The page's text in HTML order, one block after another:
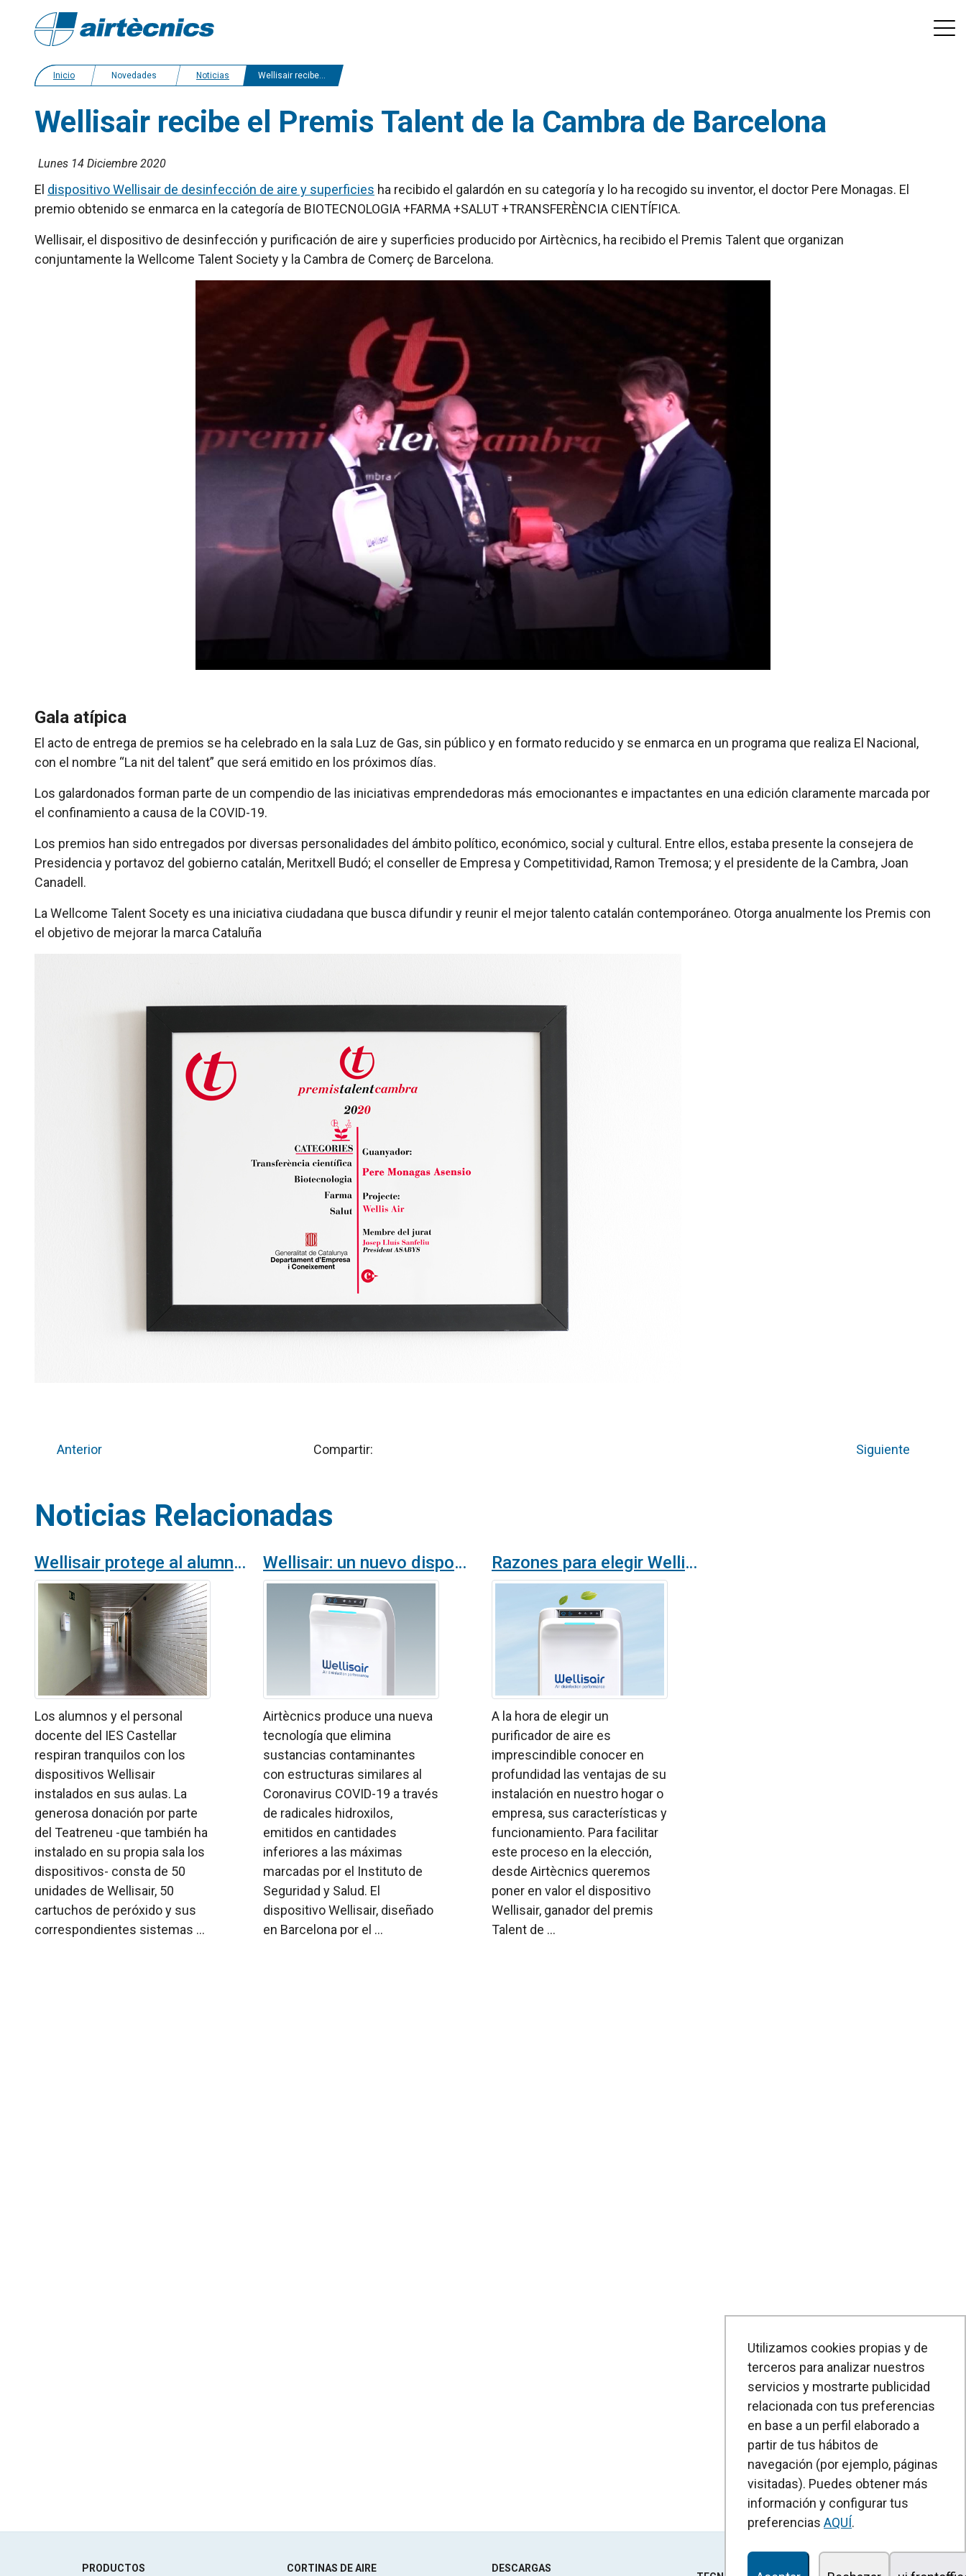
Inicio Novedades Noticias Wellisair recibe el Premis Talent de la Cambra de Barcelona
Wellisair recibe el Premis Talent de la Cambra de Barcelona
Lunes 14 Diciembre 2020
El dispositivo Wellisair de desinfección de aire y superficies ha recibido el galardón en su categoría y lo ha recogido su inventor, el doctor Pere Monagas. El
premio obtenido se enmarca en la categoría de BIOTECNOLOGIA +FARMA +SALUT +TRANSFERÈNCIA CIENTÍFICA.
Wellisair, el dispositivo de desinfección y purificación de aire y superficies producido por Airtècnics, ha recibido el Premis Talent que organizan
conjuntamente la Wellcome Talent Society y la Cambra de Comerç de Barcelona.
Gala atípica
El acto de entrega de premios se ha celebrado en la sala Luz de Gas, sin público y en formato reducido y se enmarca en un programa que realiza El Nacional,
con el nombre “La nit del talent” que será emitido en los próximos días.
Los galardonados forman parte de un compendio de las iniciativas emprendedoras más emocionantes e impactantes en una edición claramente marcada por
el confinamiento a causa de la COVID-19.
Los premios han sido entregados por diversas personalidades del ámbito político, económico, social y cultural. Entre ellos, estaba presente la consejera de
Presidencia y portavoz del gobierno catalán, Meritxell Budó; el conseller de Empresa y Competitividad, Ramon Tremosa; y el presidente de la Cambra, Joan
Canadell.
La Wellcome Talent Socety es una iniciativa ciudadana que busca difundir y reunir el mejor talento catalán contemporáneo. Otorga anualmente los Premis con
el objetivo de mejorar la marca Cataluña
Anterior Compartir: Siguiente
Noticias Relacionadas
Wellisair protege al alumnado del IES Castellar
Los alumnos y el personal
docente del IES Castellar
respiran tranquilos con los
dispositivos Wellisair
instalados en sus aulas. La
generosa donación por parte
del Teatreneu -que también ha
instalado en su propia sala los
dispositivos- consta de 50
unidades de Wellisair, 50
cartuchos de peróxido y sus
correspondientes sistemas ...
Wellisair: un nuevo dispositivo que purifica el aire y las superficies
Airtècnics produce una nueva
tecnología que elimina
sustancias contaminantes
con estructuras similares al
Coronavirus COVID-19 a través
de radicales hidroxilos,
emitidos en cantidades
inferiores a las máximas
marcadas por el Instituto de
Seguridad y Salud. El
dispositivo Wellisair, diseñado
en Barcelona por el ...
Razones para elegir Wellisair frente a otros purificadores
A la hora de elegir un
purificador de aire es
imprescindible conocer en
profundidad las ventajas de su
instalación en nuestro hogar o
empresa, sus características y
funcionamiento. Para facilitar
este proceso en la elección,
desde Airtècnics queremos
poner en valor el dispositivo
Wellisair, ganador del premis
Talent de ...
PRODUCTOS CORTINAS DE AIRE DESCARGAS
Utilizamos cookies propias y de
terceros para analizar nuestros
servicios y mostrarte publicidad
relacionada con tus preferencias
en base a un perfil elaborado a
partir de tus hábitos de
navegación (por ejemplo, páginas
visitadas). Puedes obtener más
información y configurar tus
preferencias AQUÍ.